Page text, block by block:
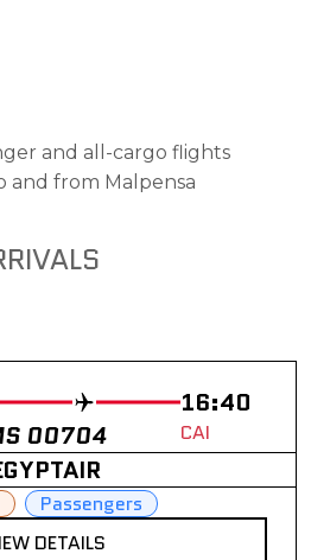
and all-cargo flights
from Malpensa
00704
16:40
CAI
Passengers
DETAILS